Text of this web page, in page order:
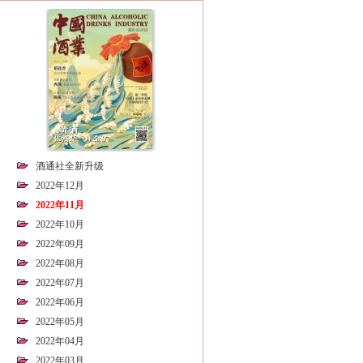
酒通社全新升级
2022年12月
2022年11月
2022年10月
2022年09月
2022年08月
2022年07月
2022年06月
2022年05月
2022年04月
2022年03月